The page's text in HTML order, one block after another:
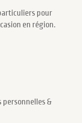
pour
en région.
personnelles &